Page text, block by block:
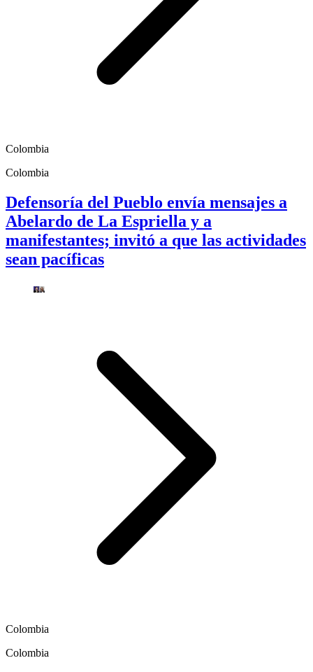
Colombia
Colombia
Defensoría del Pueblo envía mensajes a
Abelardo de La Espriella y a
manifestantes; invitó a que las actividades
sean pacíficas
Colombia
Colombia